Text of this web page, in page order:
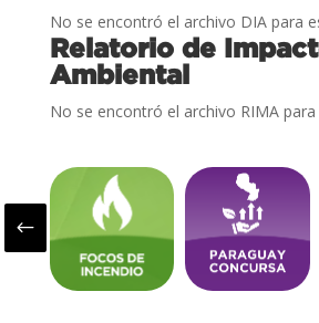
No se encontró el archivo DIA para
Relatorio de
Ambiental
No se encontró el archivo RIMA
#